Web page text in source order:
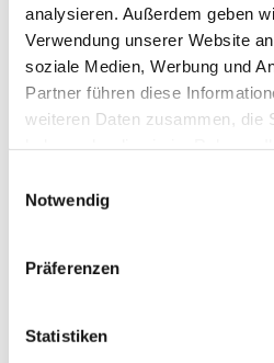
analysieren. Außerdem geben
Verwendung unserer Website
soziale Medien, Werbung und
Partner führen diese
weiteren Daten zusammen, die
Notwendig
Präferenzen
Statistiken
Mittwoch, 13.
Uhr
St. Joseph,
Herne